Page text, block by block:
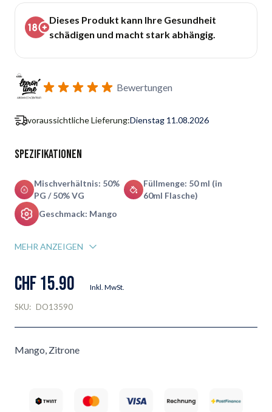
Dieses Produkt kann Ihre Gesundheit
schädigen und macht stark abhängig.
Bewertungen
voraussichtliche Lieferung:Dienstag 11.08.2026
Spezifikationen
Mischverhältnis: 50%
PG / 50% VG
Füllmenge: 50 ml (in
60ml Flasche)
Geschmack: Mango
MEHR ANZEIGEN
CHF 15.90 Inkl. MwSt.
SKU: DO13590
Mango, Zitrone